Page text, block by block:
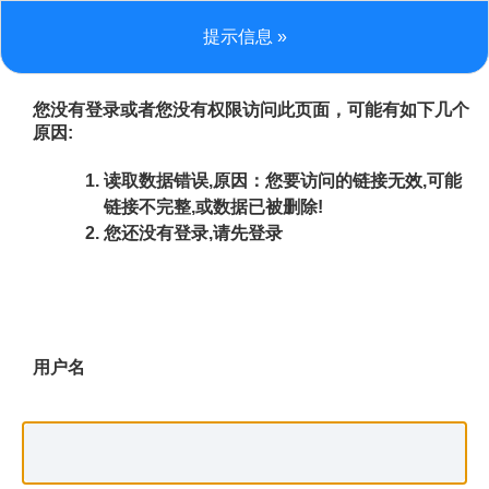
提示信息 »
您没有登录或者您没有权限访问此页面，可能有如下几个
原因:
读取数据错误,原因：您要访问的链接无效,可能
链接不完整,或数据已被删除!
您还没有登录,请先登录
用户名